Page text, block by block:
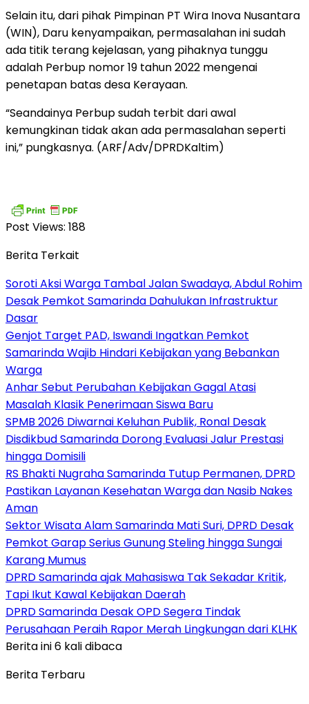
Selain itu, dari pihak Pimpinan PT Wira Inova Nusantara
(WIN), Daru kenyampaikan, permasalahan ini sudah
ada titik terang kejelasan, yang pihaknya tunggu
adalah Perbup nomor 19 tahun 2022 mengenai
penetapan batas desa Kerayaan.
“Seandainya Perbup sudah terbit dari awal
kemungkinan tidak akan ada permasalahan seperti
ini,” pungkasnya. (ARF/Adv/DPRDKaltim)
Post Views: 188
Berita Terkait
Soroti Aksi Warga Tambal Jalan Swadaya, Abdul Rohim
Desak Pemkot Samarinda Dahulukan Infrastruktur
Dasar
Genjot Target PAD, Iswandi Ingatkan Pemkot
Samarinda Wajib Hindari Kebijakan yang Bebankan
Warga
Anhar Sebut Perubahan Kebijakan Gagal Atasi
Masalah Klasik Penerimaan Siswa Baru
SPMB 2026 Diwarnai Keluhan Publik, Ronal Desak
Disdikbud Samarinda Dorong Evaluasi Jalur Prestasi
hingga Domisili
RS Bhakti Nugraha Samarinda Tutup Permanen, DPRD
Pastikan Layanan Kesehatan Warga dan Nasib Nakes
Aman
Sektor Wisata Alam Samarinda Mati Suri, DPRD Desak
Pemkot Garap Serius Gunung Steling hingga Sungai
Karang Mumus
DPRD Samarinda ajak Mahasiswa Tak Sekadar Kritik,
Tapi Ikut Kawal Kebijakan Daerah
DPRD Samarinda Desak OPD Segera Tindak
Perusahaan Peraih Rapor Merah Lingkungan dari KLHK
Berita ini 6 kali dibaca
Berita Terbaru